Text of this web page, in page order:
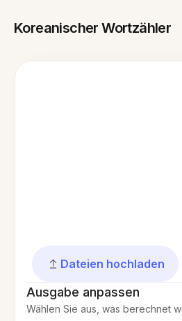
Koreanischer Wortzähler
Dateien hochladen
Ausgabe anpassen
Wählen Sie aus, was berechnet